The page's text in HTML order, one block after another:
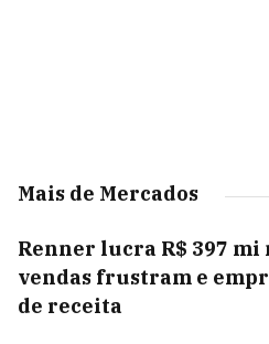
Mais de Mercados
Renner lucra R$ 397 mi
vendas frustram e
de receita